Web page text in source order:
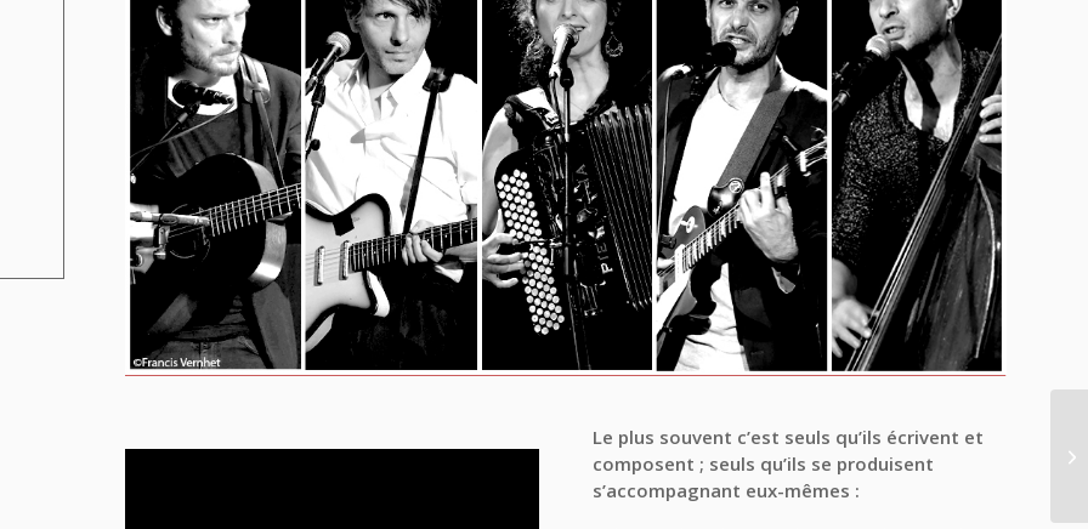
Le plus souvent c’est seuls qu’ils écrivent et
composent ; seuls qu’ils se produisent
s’accompagnant eux-mêmes :